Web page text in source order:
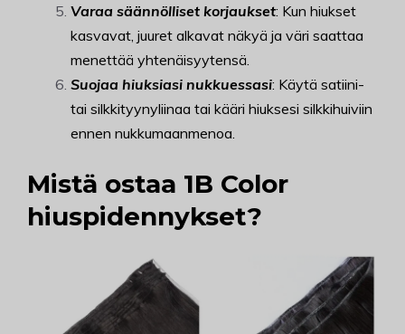
Varaa säännölliset korjaukset: Kun hiukset
kasvavat, juuret alkavat näkyä ja väri saattaa
menettää yhtenäisyytensä.
Suojaa hiuksiasi nukkuessasi: Käytä satiini-
tai silkkityynyliinaa tai kääri hiuksesi silkkihuiviin
ennen nukkumaanmenoa.
Mistä ostaa 1B Color
hiuspidennykset?